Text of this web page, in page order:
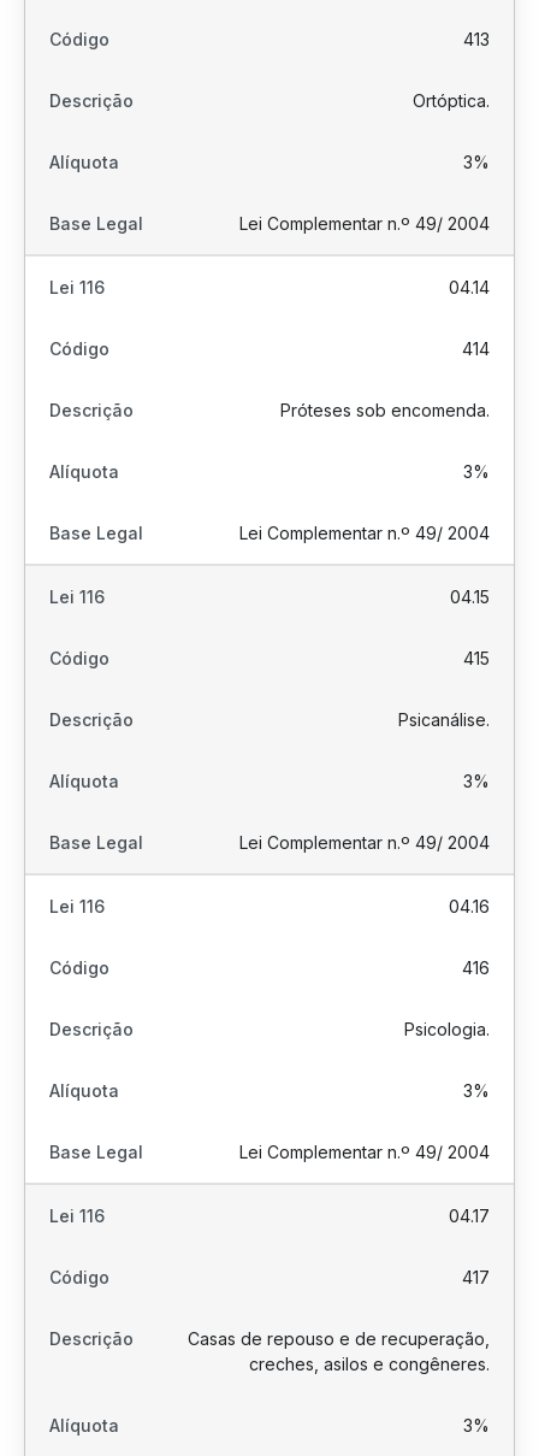
413
Ortóptica.
3%
Lei Complementar n.º 49/ 2004
04.14
414
Próteses sob encomenda.
3%
Lei Complementar n.º 49/ 2004
04.15
415
Psicanálise.
3%
Lei Complementar n.º 49/ 2004
04.16
416
Psicologia.
3%
Lei Complementar n.º 49/ 2004
04.17
417
Casas de repouso e de recuperação,
creches, asilos e congêneres.
3%